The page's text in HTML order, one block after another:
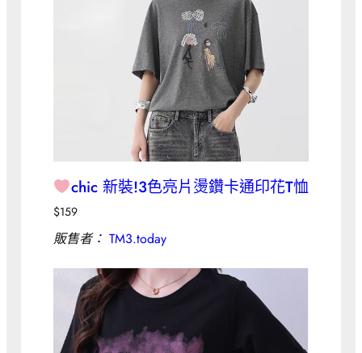
chic 新裝!3色亮片燙鑽卡通印花T恤
$159
販售者： TM3.today